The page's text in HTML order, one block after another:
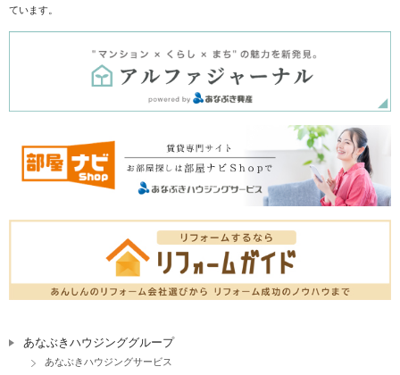
ています。
あなぶきハウジンググループ
あなぶきハウジングサービス